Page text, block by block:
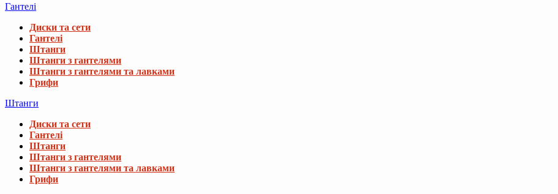
Гантелі
Диски та сети
Гантелі
Штанги
Штанги з гантелями
Штанги з гантелями та лавками
Грифи
Штанги
Диски та сети
Гантелі
Штанги
Штанги з гантелями
Штанги з гантелями та лавками
Грифи